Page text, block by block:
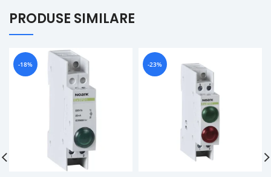
PRODUSE SIMILARE
-18% -23%